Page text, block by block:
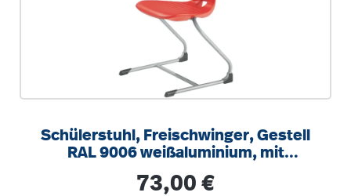
Schülerstuhl, Freischwinger, Gestell
RAL 9006 weißaluminium, mit
Regulärer Preis:
73,00 €